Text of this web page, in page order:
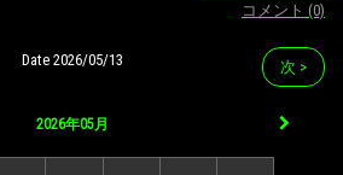
コメント (0)
次 >
Date 2026/05/13
2026年05月